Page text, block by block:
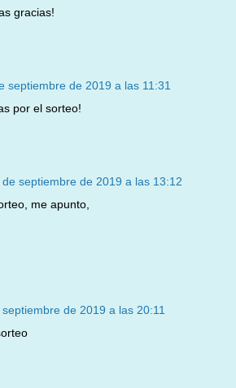
gracias!
septiembre de 2019 a las 11:31
por el sorteo!
de septiembre de 2019 a las 13:12
me apunto,
de 2019 a las 20:11